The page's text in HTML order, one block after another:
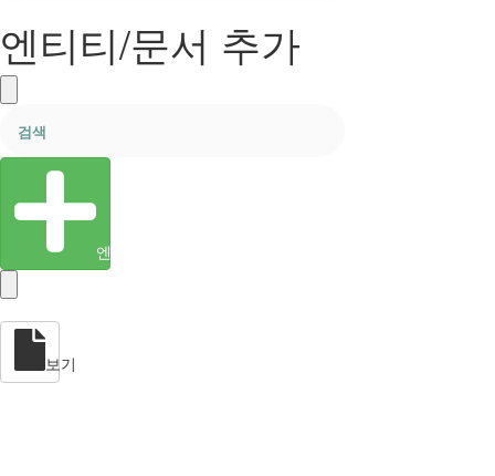
엔티티/문서 추가
엔티티 생성
보기